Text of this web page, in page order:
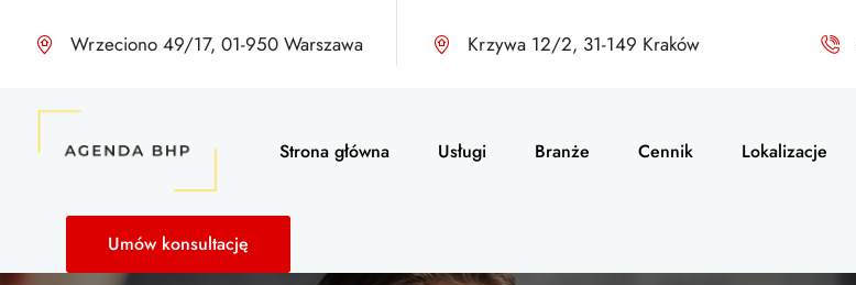
Wrzeciono 49/17, 01-950 Warszawa Krzywa 12/2, 31-149 Kraków
Strona główna Usługi Branże Cennik Lokalizacje
Umów konsultację